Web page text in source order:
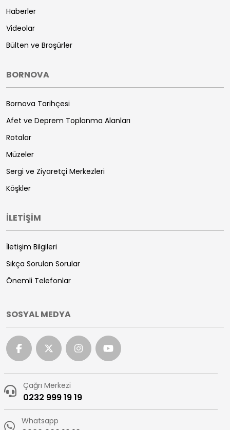
Haberler
Videolar
Bülten ve Broşürler
BORNOVA
Bornova Tarihçesi
Afet ve Deprem Toplanma Alanları
Rotalar
Müzeler
Sergi ve Ziyaretçi Merkezleri
Köşkler
İLETİŞİM
İletişim Bilgileri
Sıkça Sorulan Sorular
Önemli Telefonlar
SOSYAL MEDYA
Çağrı Merkezi
0232 999 19 19
Whatsapp